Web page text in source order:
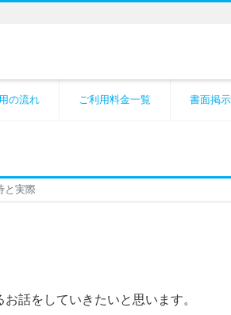
の流れ ご利用料金一覧 書面掲
と実際
話をしていきたいと思います。